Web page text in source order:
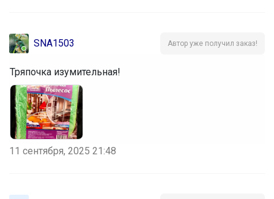
SNA1503 Автор уже получил заказ!
Тряпочка изумительная!
11 сентября, 2025 21:48